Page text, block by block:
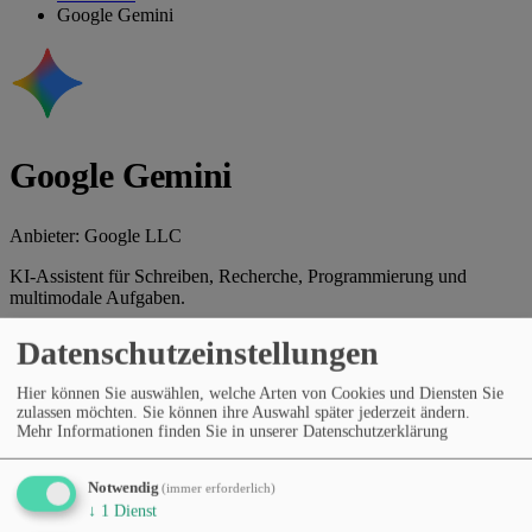
Google Gemini
Google Gemini
Anbieter: Google LLC
KI-Assistent für Schreiben, Recherche, Programmierung und
multimodale Aufgaben.
Webseite des Anbieters
Kategorien
Allgemeine KI-AssistentenTexterstellung & Marketing
Programmierung & Dev-ToolsRecherche & Faktenprüfung
Präsentationen & Dokumente
Preismodell
Datenschutzeinstellungen
Hier können Sie auswählen, welche Arten von Cookies und Diensten Sie
zulassen möchten. Sie können ihre Auswahl später jederzeit ändern.
Mehr Informationen finden Sie in unserer Datenschutzerklärung
Notwendig (immer erforderlich)
↓ 1 Dienst